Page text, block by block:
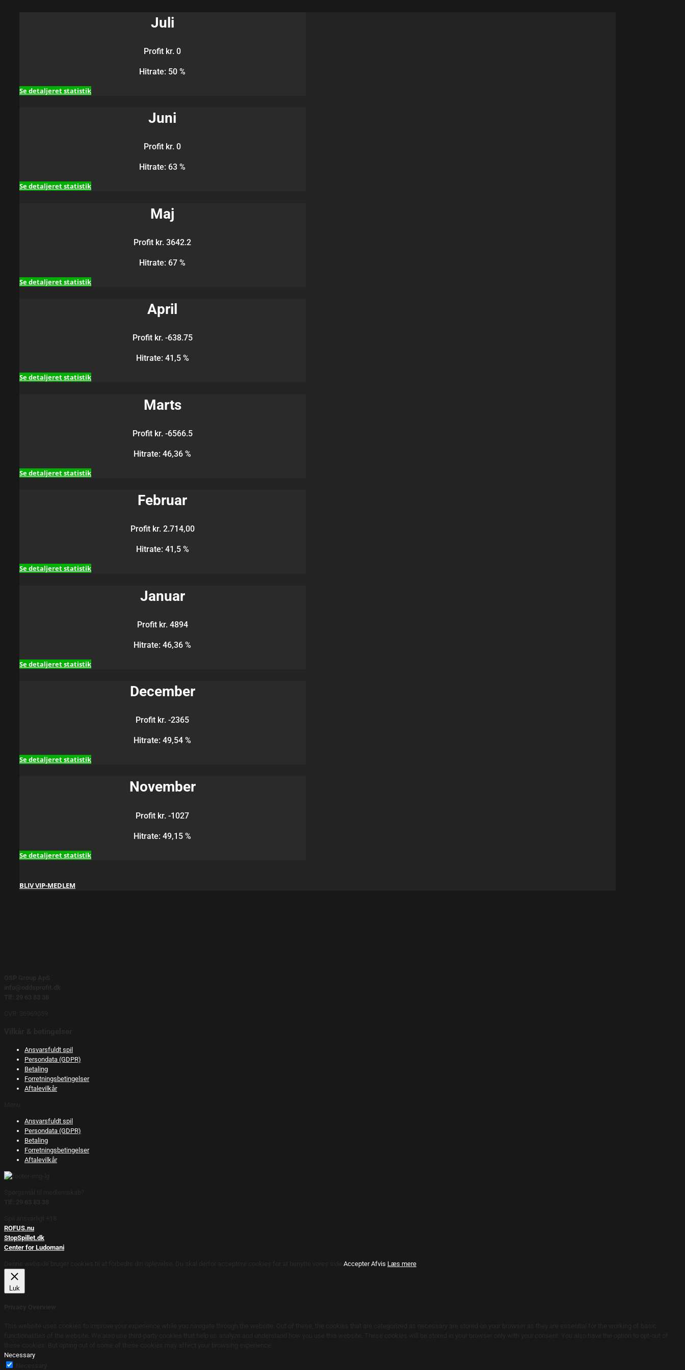
Juli
Profit kr. 0
Hitrate: 50 %
Se detaljeret statistik
Juni
Profit kr. 0
Hitrate: 63 %
Se detaljeret statistik
Maj
Profit kr. 3642.2
Hitrate: 67 %
Se detaljeret statistik
April
Profit kr. -638.75
Hitrate: 41,5 %
Se detaljeret statistik
Marts
Profit kr. -6566.5
Hitrate: 46,36 %
Se detaljeret statistik
Februar
Profit kr. 2.714,00
Hitrate: 41,5 %
Se detaljeret statistik
Januar
Profit kr. 4894
Hitrate: 46,36 %
Se detaljeret statistik
December
Profit kr. -2365
Hitrate: 49,54 %
Se detaljeret statistik
November
Profit kr. -1027
Hitrate: 49,15 %
Se detaljeret statistik
BLIV VIP-MEDLEM
Ansvarsfuldt spil
Persondata (GDPR)
Betaling
Forretningsbetingelser
Aftalevilkår
Ansvarsfuldt spil
Persondata (GDPR)
Betaling
Forretningsbetingelser
Aftalevilkår
ROFUS.nu
StopSpillet.dk
Center for Ludomani
Accepter Afvis Læs mere
Luk
Necessary